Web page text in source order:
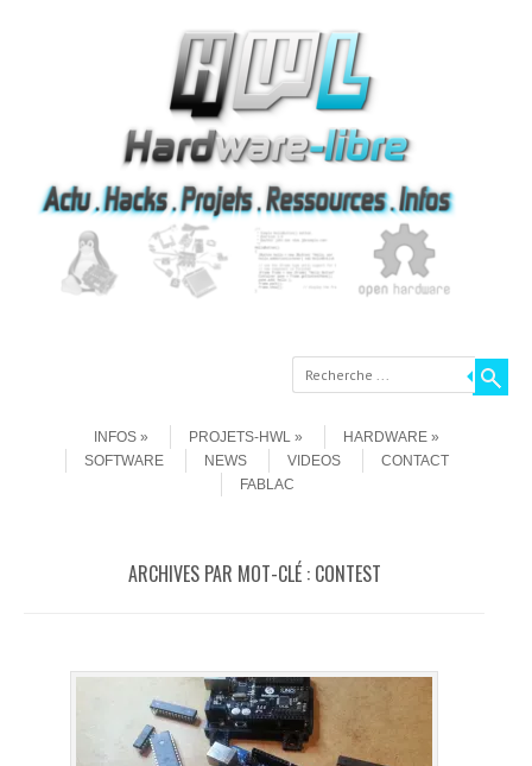
Recherche
INFOS
PROJETS-HWL
HARDWARE
SOFTWARE
NEWS VIDEOS
CONTACT
FABLAC
ARCHIVES PAR MOT-CLÉ : CONTEST